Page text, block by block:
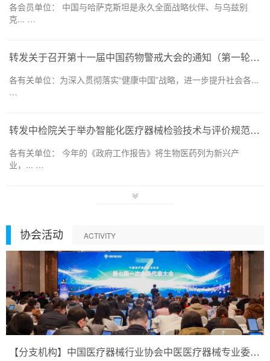
各会员单位： 中国与哈萨克斯坦是永久全面战略伙伴、与乌兹别
克... …
转发关于召开第十一届中国药物警戒大会的通知（第一轮）——药品和医疗器械领域
各有关单位：为深入贯彻落实“健康中国”战略，进一步提升社会各...
…
转发中检院关于举办智能化医疗器械检验技术与评价规范培训班的通知
各有关单位： 今年的《政府工作报告》将生物医药列为新兴产
业，... …
协会活动 ACTIVITY
【分支机构】中国医疗器械行业协会中医医疗器械专业委员会换届会议暨第二届一次委员大会圆满召开